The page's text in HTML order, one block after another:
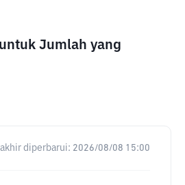
Jumlah yang
diperbarui: 2026/08/08 15:00